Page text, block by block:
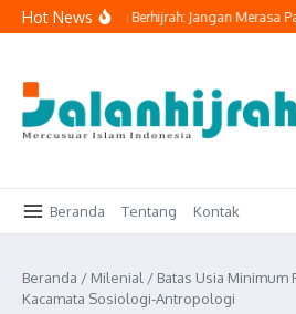
Lewati ke konten
Hot News
Orang Yang Berhijrah: Jangan Merasa
Beranda Tentang Kontak
Beranda / Milenial / Batas Usia Minimum
Kacamata Sosiologi-Antropologi